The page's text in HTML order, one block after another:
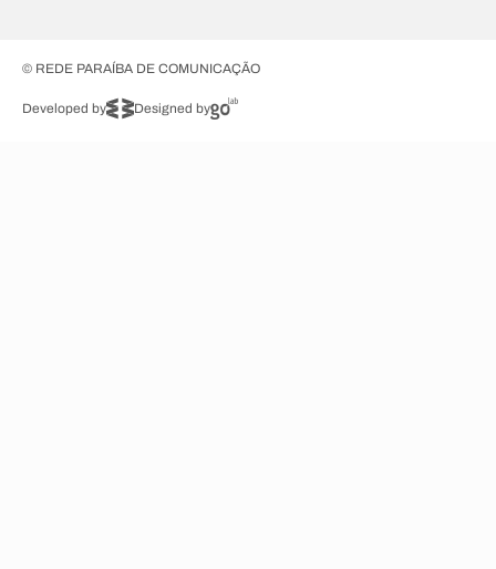
© REDE PARAÍBA DE COMUNICAÇÃO
Developed by Designed by